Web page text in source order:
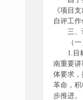
《项目
自评工作
三、
（
1.目
南重要
体要求，
革命，
步推进。